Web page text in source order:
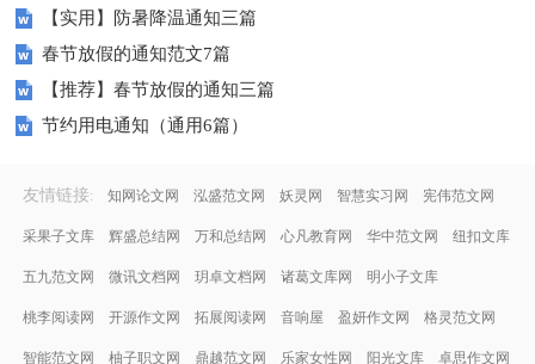
【实用】防暑降温通知三篇
春节放假的通知范文7篇
【推荐】春节放假的通知三篇
节约用电通知（通用6篇）
友情链接: 知网论文网 泓盛范文网 妖灵网 智慧实习网 宪伟范文网
采果子文库 辉盛总结网 万和总结网 心凡教育网 华中范文网 纽扣文库
五九范文网 微讯文档网 玥卓文档网 诸葛文库网 明小子文库
桃李阅读网 开源作文网 拓展阅读网 音响屋 盈妍作文网 格灵范文网
智能范文网 柚子职文网 鼎越范文网 乐家女性网 阳光文库 卓思作文网